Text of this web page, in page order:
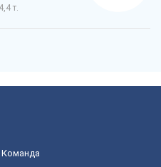
4,4 т.
Команда